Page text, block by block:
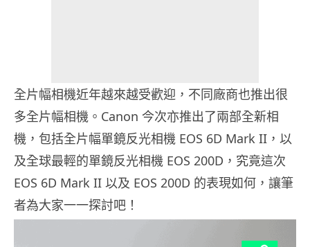
全片幅相機近年越來越受歡迎，不同廠商也推出很
多全片幅相機。Canon 今次亦推出了兩部全新相
機，包括全片幅單鏡反光相機 EOS 6D Mark II，以
及全球最輕的單鏡反光相機 EOS 200D，究竟這次
EOS 6D Mark II 以及 EOS 200D 的表現如何，讓筆
者為大家一一探討吧！